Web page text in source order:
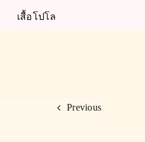
เสื้อโปโล
Previous